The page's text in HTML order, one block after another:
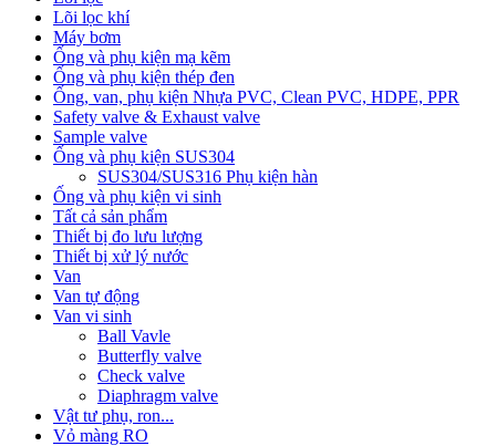
Lõi lọc khí
Máy bơm
Ống và phụ kiện mạ kẽm
Ống và phụ kiện thép đen
Ống, van, phụ kiện Nhựa PVC, Clean PVC, HDPE, PPR
Safety valve & Exhaust valve
Sample valve
Ống và phụ kiện SUS304
SUS304/SUS316 Phụ kiện hàn
Ống và phụ kiện vi sinh
Tất cả sản phẩm
Thiết bị đo lưu lượng
Thiết bị xử lý nước
Van
Van tự động
Van vi sinh
Ball Vavle
Butterfly valve
Check valve
Diaphragm valve
Vật tư phụ, ron...
Vỏ màng RO